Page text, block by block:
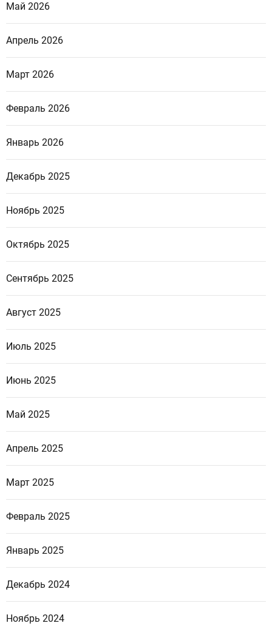
Май 2026
Апрель 2026
Март 2026
Февраль 2026
Январь 2026
Декабрь 2025
Ноябрь 2025
Октябрь 2025
Сентябрь 2025
Август 2025
Июль 2025
Июнь 2025
Май 2025
Апрель 2025
Март 2025
Февраль 2025
Январь 2025
Декабрь 2024
Ноябрь 2024